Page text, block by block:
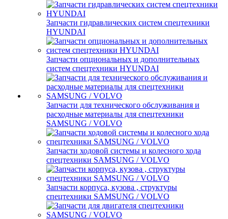
Запчасти гидравлических систем спецтехники
HYUNDAI
Запчасти опциональных и дополнительных
систем спецтехники HYUNDAI
Запчасти для технического обслуживания и
расходные материалы для спецтехники
SAMSUNG / VOLVO
Запчасти ходовой системы и колесного хода
спецтехники SAMSUNG / VOLVO
Запчасти корпуса, кузова , структуры
спецтехники SAMSUNG / VOLVO